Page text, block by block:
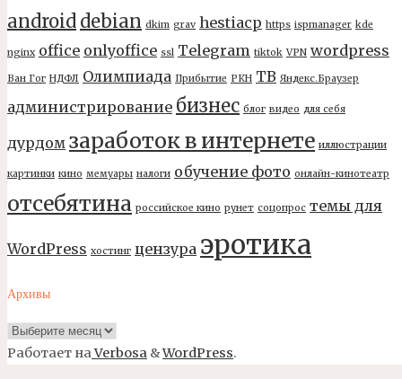
android debian dkim grav hestiacp https ispmanager kde
nginx office onlyoffice ssl Telegram tiktok VPN wordpress
Ван Гог НДФЛ Олимпиада Прибытие РКН ТВ Яндекс.Браузер
администрирование бизнес блог видео для себя
дурдом заработок в интернете иллюстрации
картинки кино мемуары налоги обучение фото онлайн-кинотеатр
отсебятина российское кино рунет соцопрос темы для
WordPress хостинг цензура эротика
Архивы
Архивы
Работает наVerbosa &WordPress.